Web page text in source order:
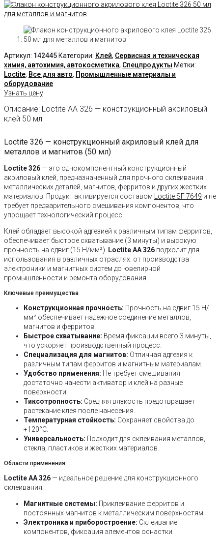
Артикул: 142445 Категории: Клей, Сервисная и техническая
химия, автохимия, автокосметика, Спецпродукты Метки:
Loctite, Все для авто, Промышленные материалы и
оборудование
Узнать цену
Описание: Loctite AA 326 — конструкционный акриловый
клей 50 мл
Loctite 326 — конструкционный акриловый клей для
металлов и магнитов (50 мл)
Loctite 326— это однокомпонентный конструкционный
акриловый клей, предназначенный для прочного склеивания
металлических деталей, магнитов, ферритов и других жестких
материалов. Продукт активируется составом
Loctite SF 7649 и не
требует предварительного смешивания компонентов, что
упрощает технологический процесс.
Клей обладает высокой адгезией к различным типам ферритов,
обеспечивает быстрое схватывание (3 минуты) и высокую
прочность на сдвиг (15 Н/мм²).
Loctite AA 326 подходит для
использования в различных отраслях: от производства
электроники и магнитных систем до ювелирной
промышленности и ремонта оборудования.
Ключевые преимущества
Конструкционная прочность: Прочность на сдвиг 15 Н/
мм² обеспечивает надежное соединение металлов,
магнитов и ферритов.
Быстрое схватывание: Время фиксации всего 3 минуты,
что ускоряет производственный процесс.
Специализация для магнитов: Отличная адгезия к
различным типам ферритов и магнитным материалам.
Удобство применения: Не требует смешивания —
достаточно нанести активатор и клей на разные
поверхности.
Тиксотропность: Средняя вязкость предотвращает
растекание клея после нанесения.
Температурная стойкость: Сохраняет свойства до
+120°C.
Универсальность: Подходит для склеивания металлов,
стекла, пластиков и жестких материалов.
Области применения
Loctite AA 326— идеальное решение для конструкционного
склеивания:
Магнитные системы: Приклеивание ферритов и
постоянных магнитов к металлическим поверхностям.
Электроника и приборостроение: Склеивание
компонентов, фиксация элементов оснастки.